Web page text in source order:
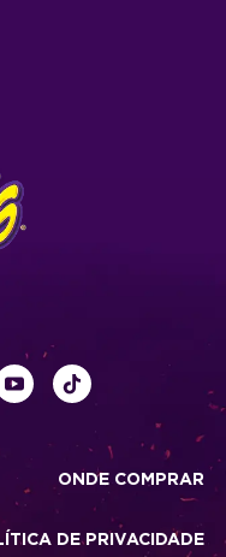
ONDE COMPRAR
DE PRIVACIDADE